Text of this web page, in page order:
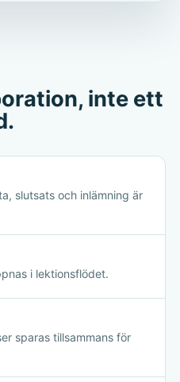
inte ett
slutsats och inlämning är
i lektionsflödet.
sparas tillsammans för